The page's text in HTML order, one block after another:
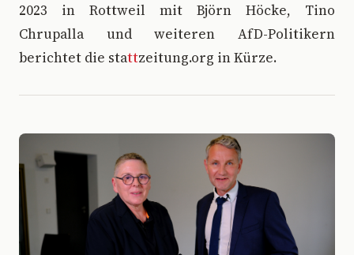
2023 in Rottweil mit Björn Höcke, Tino
Chrupalla und weiteren AfD-Politikern
berichtet die stattzeitung.org in Kürze.